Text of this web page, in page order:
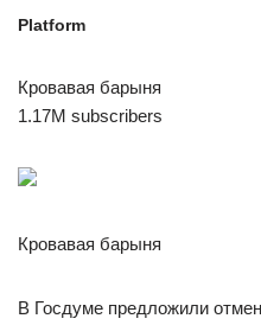
Platform
Кровавая барыня
1.17M subscribers
Кровавая барыня
В Госдуме предложили